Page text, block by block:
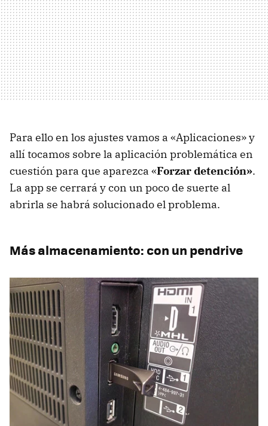
Para ello en los ajustes vamos a «Aplicaciones» y
allí tocamos sobre la aplicación problemática en
cuestión para que aparezca «Forzar detención».
La app se cerrará y con un poco de suerte al
abrirla se habrá solucionado el problema.
Más almacenamiento: con un pendrive